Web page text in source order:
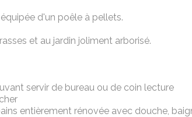
d'un poêle à pellets.
et au jardin joliment arborisé.
servir de bureau ou de coin lecture
entièrement rénovée avec douche,